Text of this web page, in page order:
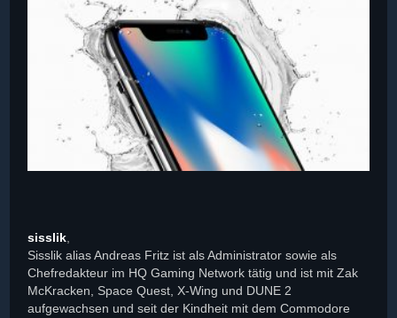
sisslik,
Sisslik alias Andreas Fritz ist als Administrator sowie als
Chefredakteur im HQ Gaming Network tätig und ist mit Zak
McKracken, Space Quest, X-Wing und DUNE 2
aufgewachsen und seit der Kindheit mit dem Commodore